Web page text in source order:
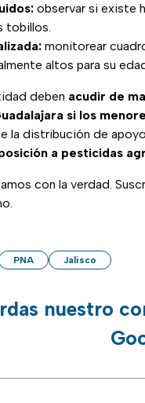
observar si existe
tobillos.
monitorear
altos para su
deben acudir de
si los
la distribución de
a pesticidas
con la verdad.
PNA Jalisco
nuestro